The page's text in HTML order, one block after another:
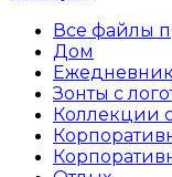
Все файлы
Дом
Зонты с
Коллекции